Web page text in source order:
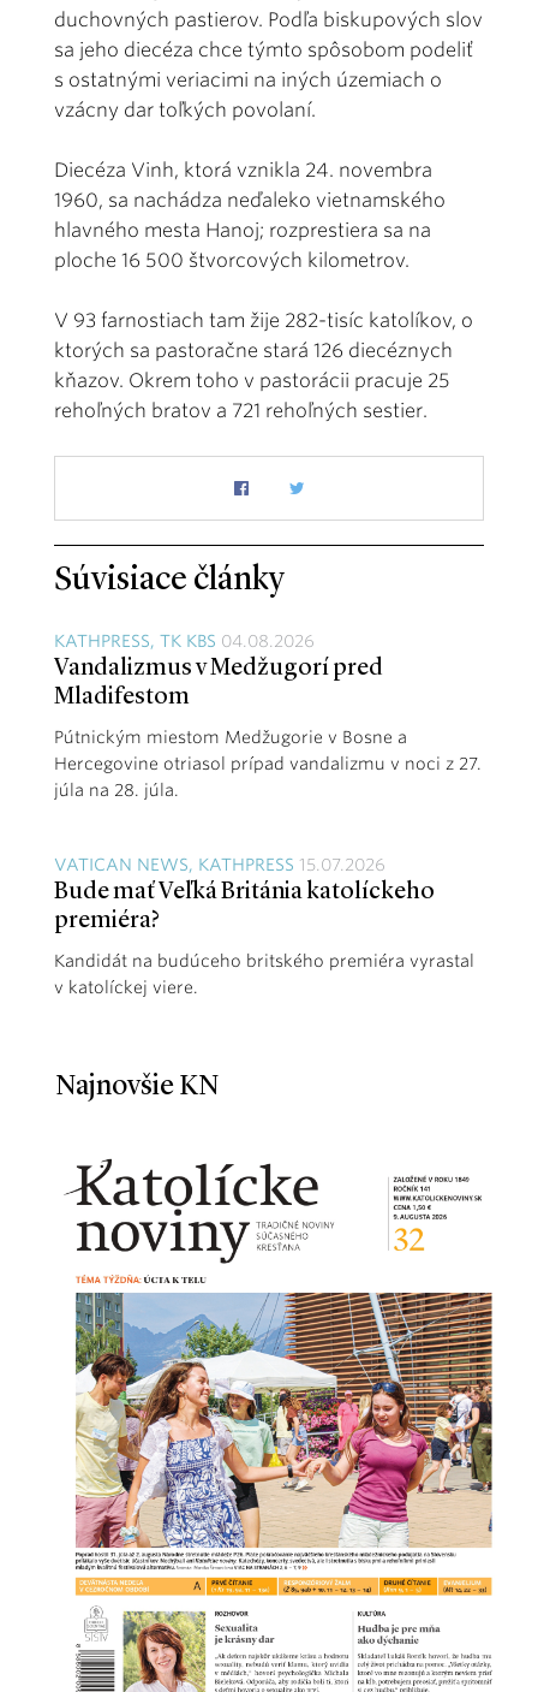
duchovných pastierov. Podľa biskupových slov
sa jeho diecéza chce týmto spôsobom podeliť
s ostatnými veriacimi na iných územiach o
vzácny dar toľkých povolaní.
Diecéza Vinh, ktorá vznikla 24. novembra
1960, sa nachádza neďaleko vietnamského
hlavného mesta Hanoj; rozprestiera sa na
ploche 16 500 štvorcových kilometrov.
V 93 farnostiach tam žije 282-tisíc katolíkov, o
ktorých sa pastoračne stará 126 diecéznych
kňazov. Okrem toho v pastorácii pracuje 25
rehoľných bratov a 721 rehoľných sestier.
Súvisiace články
KATHPRESS, TK KBS 04.08.2026
Vandalizmus v Medžugorí pred
Mladifestom
Pútnickým miestom Medžugorie v Bosne a
Hercegovine otriasol prípad vandalizmu v noci z 27.
júla na 28. júla.
VATICAN NEWS, KATHPRESS 15.07.2026
Bude mať Veľká Británia katolíckeho
premiéra?
Kandidát na budúceho britského premiéra vyrastal
v katolíckej viere.
Najnovšie KN